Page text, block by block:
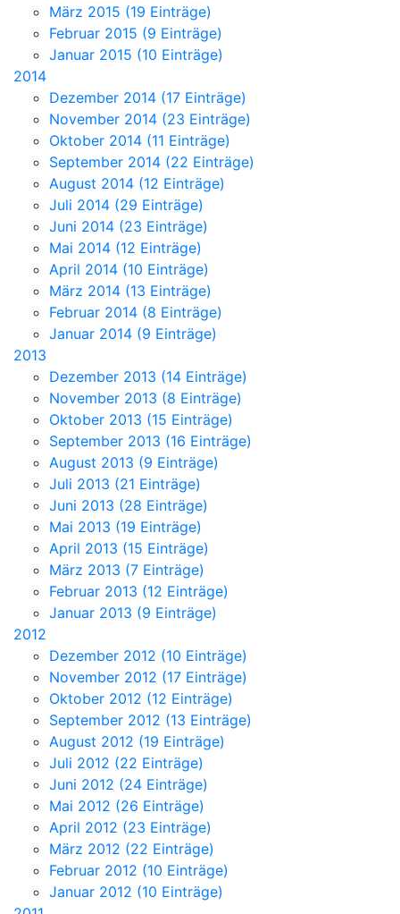
März 2015 (19 Einträge)
Februar 2015 (9 Einträge)
Januar 2015 (10 Einträge)
2014
Dezember 2014 (17 Einträge)
November 2014 (23 Einträge)
Oktober 2014 (11 Einträge)
September 2014 (22 Einträge)
August 2014 (12 Einträge)
Juli 2014 (29 Einträge)
Juni 2014 (23 Einträge)
Mai 2014 (12 Einträge)
April 2014 (10 Einträge)
März 2014 (13 Einträge)
Februar 2014 (8 Einträge)
Januar 2014 (9 Einträge)
2013
Dezember 2013 (14 Einträge)
November 2013 (8 Einträge)
Oktober 2013 (15 Einträge)
September 2013 (16 Einträge)
August 2013 (9 Einträge)
Juli 2013 (21 Einträge)
Juni 2013 (28 Einträge)
Mai 2013 (19 Einträge)
April 2013 (15 Einträge)
März 2013 (7 Einträge)
Februar 2013 (12 Einträge)
Januar 2013 (9 Einträge)
2012
Dezember 2012 (10 Einträge)
November 2012 (17 Einträge)
Oktober 2012 (12 Einträge)
September 2012 (13 Einträge)
August 2012 (19 Einträge)
Juli 2012 (22 Einträge)
Juni 2012 (24 Einträge)
Mai 2012 (26 Einträge)
April 2012 (23 Einträge)
März 2012 (22 Einträge)
Februar 2012 (10 Einträge)
Januar 2012 (10 Einträge)